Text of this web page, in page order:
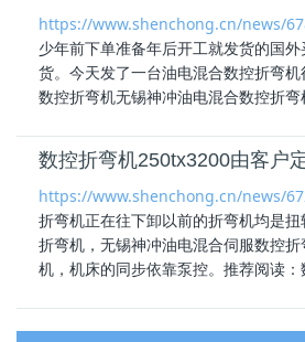
https://www.shenchong.cn/news/
少年前下单准备年后开工就发货的国
货。今天发了一台油电混合数控折弯
数控折弯机无锡神冲油电混合数控折弯
数控折弯机250tx3200由客户
https://www.shenchong.cn/news/
折弯机正在往下卸以前的折弯机均是
折弯机，无锡神冲油电混合伺服数控
机，机床的同步依靠泵控。推荐阅读：